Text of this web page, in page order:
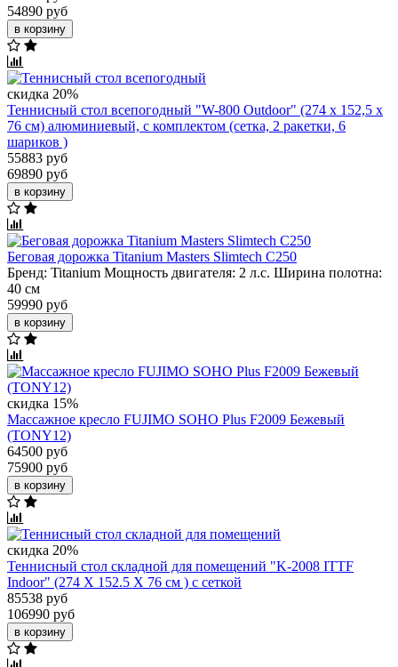
54890 руб
в корзину
скидка 20%
Теннисный стол всепогодный "W-800 Outdoor" (274 х 152,5 х
76 см) алюминиевый, с комплектом (сетка, 2 ракетки, 6
шариков )
55883 руб
69890 руб
в корзину
Беговая дорожка Titanium Masters Slimtech C250
Бренд: Titanium Мощность двигателя: 2 л.с. Ширина полотна:
40 см
59990 руб
в корзину
скидка 15%
Массажное кресло FUJIMO SOHO Plus F2009 Бежевый
(TONY12)
64500 руб
75900 руб
в корзину
скидка 20%
Теннисный стол складной для помещений "K-2008 ITTF
Indoor" (274 Х 152.5 Х 76 см ) с сеткой
85538 руб
106990 руб
в корзину